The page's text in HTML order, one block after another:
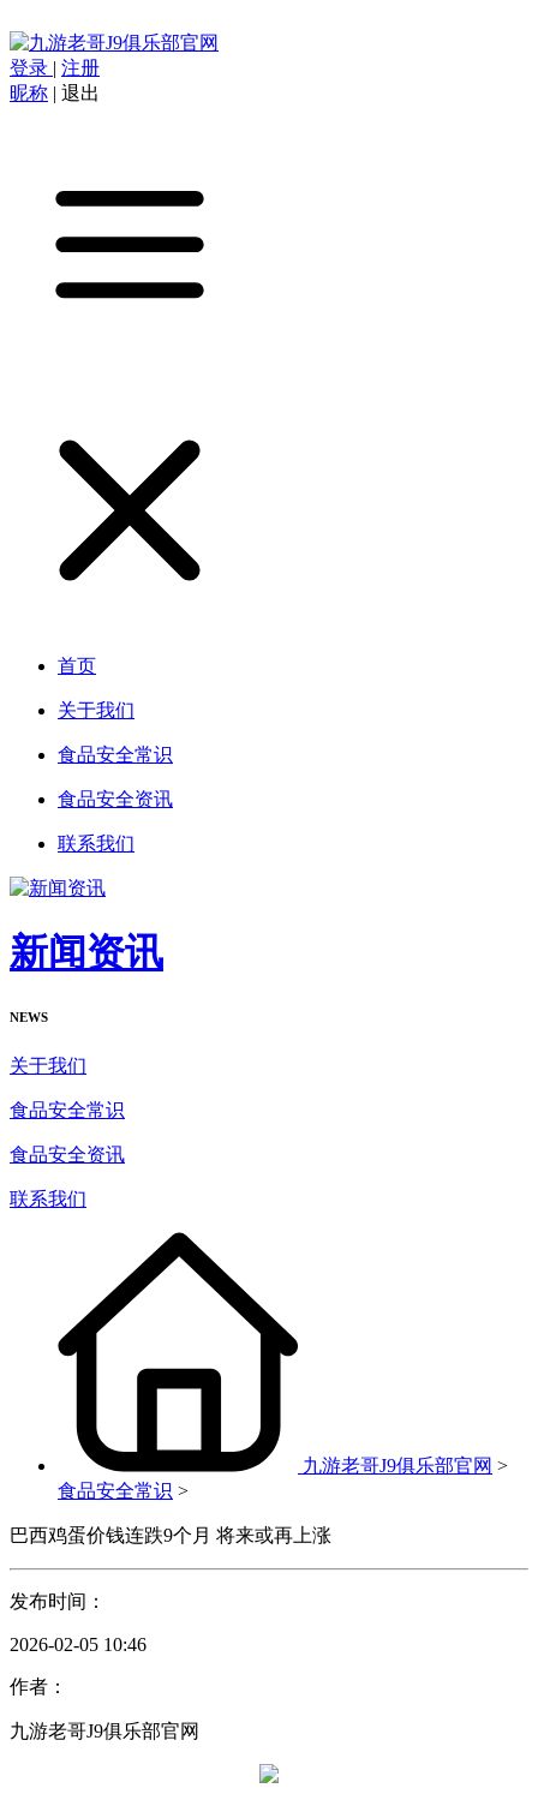
登录 | 注册
昵称 | 退出
首页
关于我们
食品安全常识
食品安全资讯
联系我们
新闻资讯
NEWS
关于我们
食品安全常识
食品安全资讯
联系我们
九游老哥J9俱乐部官网 >
食品安全常识 >
巴西鸡蛋价钱连跌9个月 将来或再上涨
发布时间：
2026-02-05 10:46
作者：
九游老哥J9俱乐部官网